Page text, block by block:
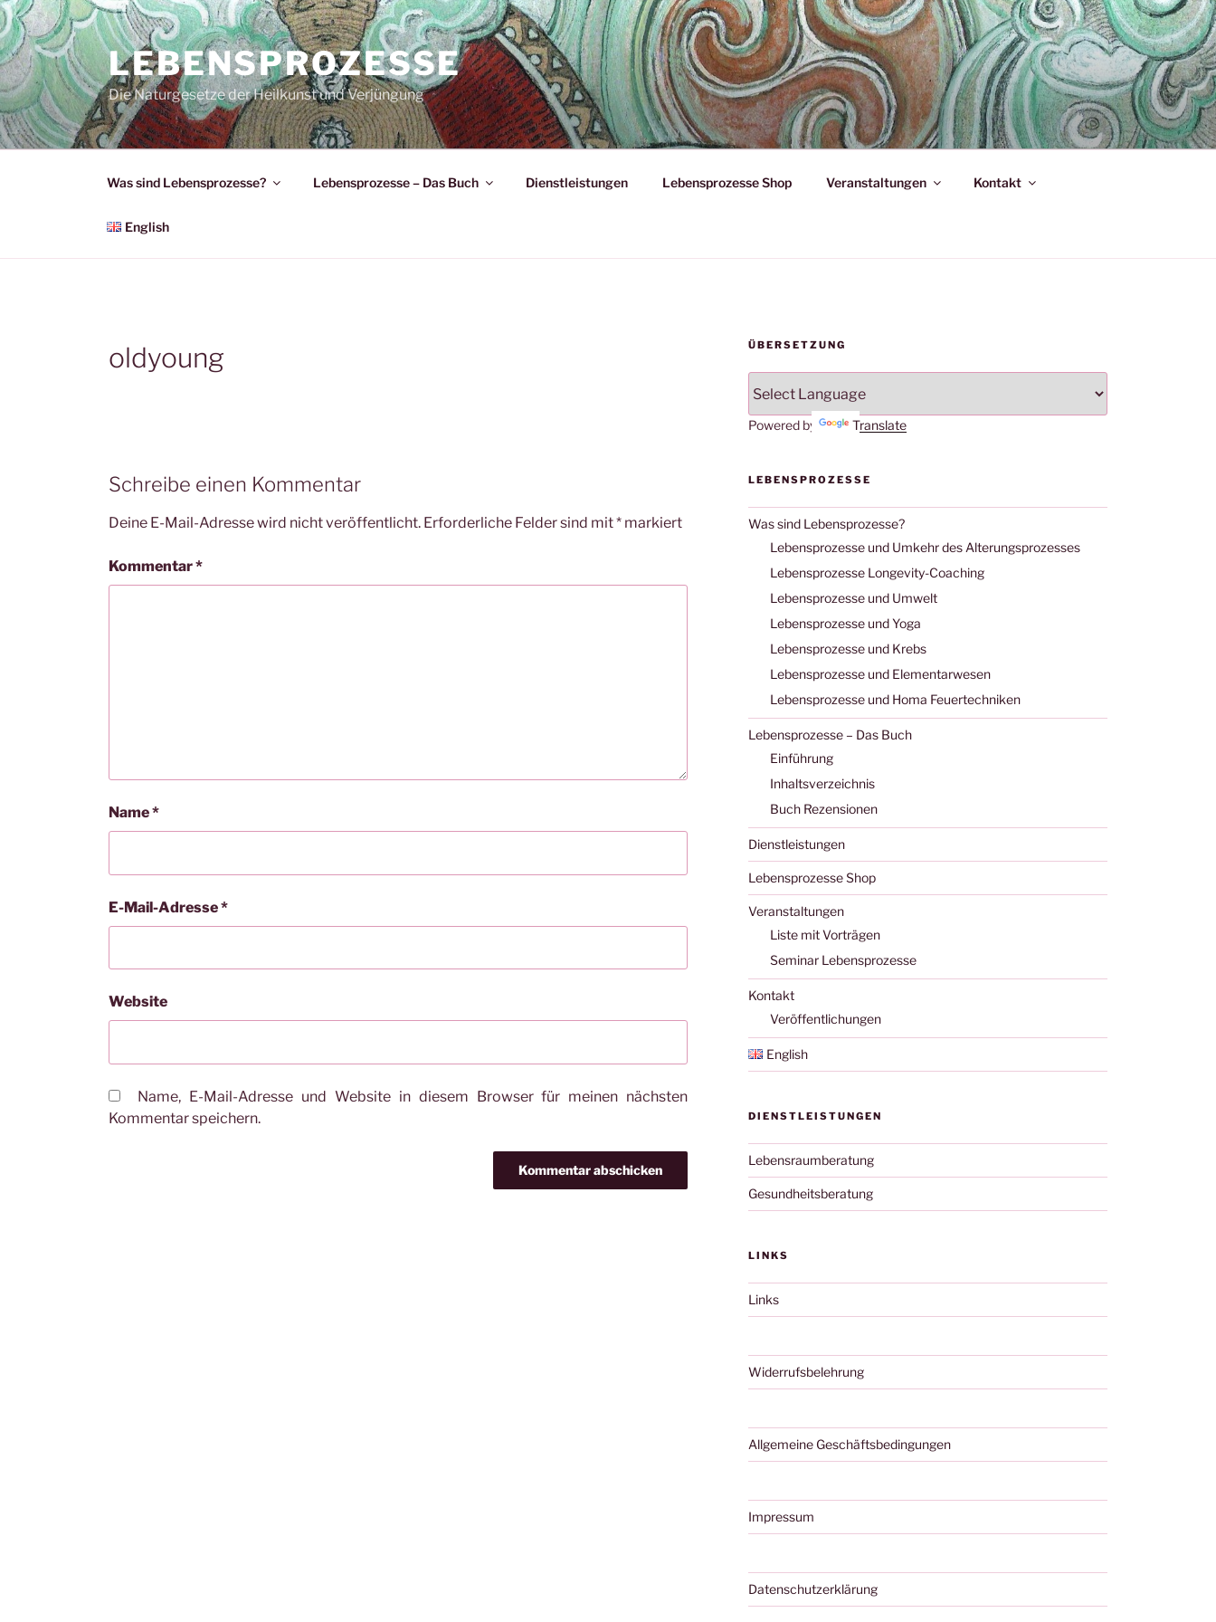
Zum
Inhalt
springen
LEBENSPROZESSE
Die Naturgesetze der Heilkunst und Verjüngung
Was sind Lebensprozesse? Lebensprozesse – Das Buch Dienstleistungen Lebensprozesse Shop Veranstaltungen Kontakt
English
oldyoung
Schreibe einen Kommentar
Deine E-Mail-Adresse wird nicht veröffentlicht. Erforderliche Felder sind mit* markiert
Kommentar*
Name*
E-Mail-Adresse*
Website
Name, E-Mail-Adresse und Website in diesem Browser für meinen nächsten
Kommentar speichern.
ÜBERSETZUNG
Powered by Translate
LEBENSPROZESSE
Was sind Lebensprozesse?
Lebensprozesse und Umkehr des Alterungsprozesses
Lebensprozesse Longevity-Coaching
Lebensprozesse und Umwelt
Lebensprozesse und Yoga
Lebensprozesse und Krebs
Lebensprozesse und Elementarwesen
Lebensprozesse und Homa Feuertechniken
Lebensprozesse – Das Buch
Einführung
Inhaltsverzeichnis
Buch Rezensionen
Dienstleistungen
Lebensprozesse Shop
Veranstaltungen
Liste mit Vorträgen
Seminar Lebensprozesse
Kontakt
Veröffentlichungen
English
DIENSTLEISTUNGEN
Lebensraumberatung
Gesundheitsberatung
LINKS
Links
Widerrufsbelehrung
Allgemeine Geschäftsbedingungen
Impressum
Datenschutzerklärung